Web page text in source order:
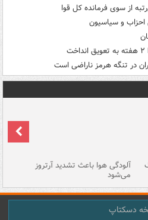
از سوی فرمانده کل قوا
و سیاسیون
در تنگه هرمز ناراضی است
آلودگی هوا باعث تشدید آرتروز
می‌شود
دسکتاپ